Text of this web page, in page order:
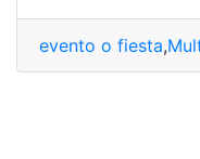
evento o fiesta,